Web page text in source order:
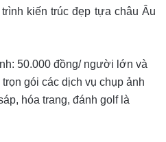
kiến trúc đẹp tựa châu Âu
50.000 đồng/ người lớn và
gói các dịch vụ chụp ảnh
hóa trang, đánh golf là